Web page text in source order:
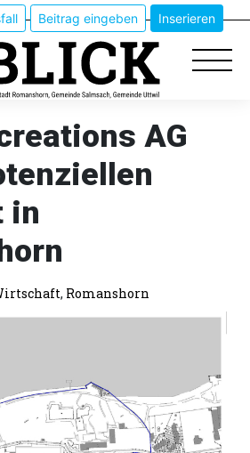
Beitrag eingeben Inserieren
AG
in
, Romanshorn